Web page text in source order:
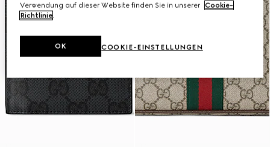
Verwendung auf dieser Website finden Sie in unserer Cookie-
Richtlinie.
COOKIE-EINSTELLUNGEN
OK